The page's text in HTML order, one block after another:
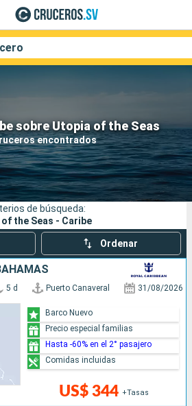
sobre Utopia of the Seas
encontrados
Compañías
Buscar
de búsqueda:
the Seas - Caribe
Ordenar
5 d Puerto Canaveral 31/08/2026
US$ 344 +Tasas
Barco Nuevo
Precio especial familias
Hasta -60% en el 2° pasajero
Comidas incluidas